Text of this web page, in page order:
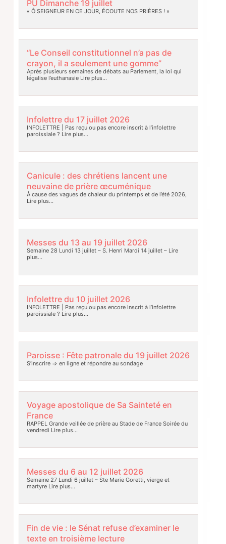
PU Dimanche 19 juillet
« Ô SEIGNEUR EN CE JOUR, ÉCOUTE NOS PRIÈRES ! »
“Le Conseil constitutionnel n’a pas de
crayon, il a seulement une gomme”
Après plusieurs semaines de débats au Parlement, la loi qui
légalise l’euthanasieLire plus…
Infolettre du 17 juillet 2026
INFOLETTRE | Pas reçu ou pas encore inscrit à l’infolettre
paroissiale ? Lire plus…
Canicule : des chrétiens lancent une
neuvaine de prière œcuménique
À cause des vagues de chaleur du printemps et de l’été 2026,
Lire plus…
Messes du 13 au 19 juillet 2026
Semaine 28 Lundi 13 juillet – S. Henri Mardi 14 juillet –Lire
plus…
Infolettre du 10 juillet 2026
INFOLETTRE | Pas reçu ou pas encore inscrit à l’infolettre
paroissiale ? Lire plus…
Paroisse : Fête patronale du 19 juillet 2026
S’inscrire => en ligne et répondre au sondage
Voyage apostolique de Sa Sainteté en
France
RAPPEL Grande veillée de prière au Stade de France Soirée du
vendredi Lire plus…
Messes du 6 au 12 juillet 2026
Semaine 27 Lundi 6 juillet – Ste Marie Goretti, vierge et
martyreLire plus…
Fin de vie : le Sénat refuse d’examiner le
texte en troisième lecture